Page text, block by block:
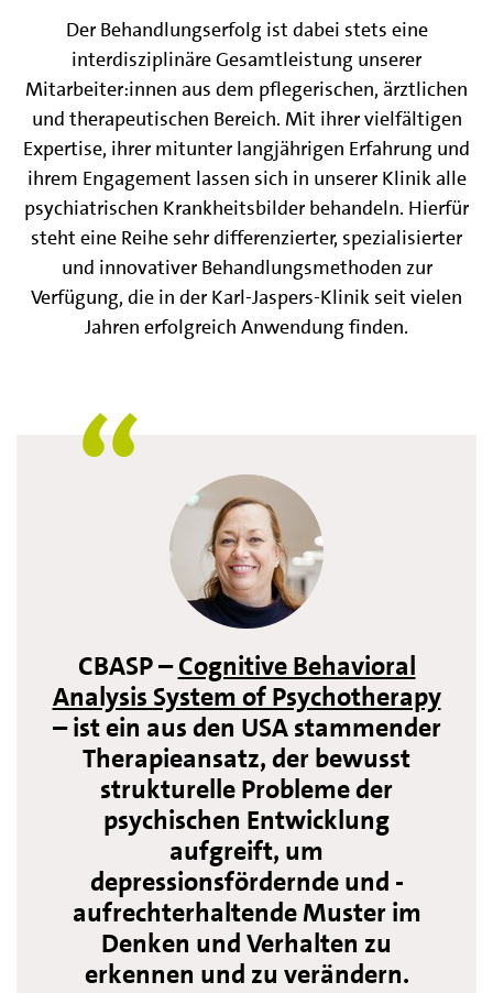
Der Behandlungserfolg ist dabei stets eine
interdisziplinäre Gesamtleistung unserer
Mitarbeiter:innen aus dem pflegerischen, ärztlichen
und therapeutischen Bereich. Mit ihrer vielfältigen
Expertise, ihrer mitunter langjährigen Erfahrung und
ihrem Engagement lassen sich in unserer Klinik alle
psychiatrischen Krankheitsbilder behandeln. Hierfür
steht eine Reihe sehr differenzierter, spezialisierter
und innovativer Behandlungsmethoden zur
Verfügung, die in der Karl-Jaspers-Klinik seit vielen
Jahren erfolgreich Anwendung finden.
CBASP –Cognitive Behavioral
Analysis System of Psychotherapy
– ist ein aus den USA stammender
Therapieansatz, der bewusst
strukturelle Probleme der
psychischen Entwicklung
aufgreift, um
depressionsfördernde und -
aufrechterhaltende Muster im
Denken und Verhalten zu
erkennen und zu verändern.